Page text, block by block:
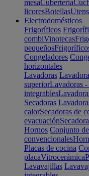
mesaCubertería
licoresBotellas
Electrodomésticos
Frigoríficos
combiVinotecas
pequeños
Congeladores
horizontales
Lavadoras
superiorLavadoras -
integrables
Secadoras
calorSecadoras de
evacuación
Hornos Conjunto
convencionales
Placas de cocina
placaVitrocerámica
Lavavajillas